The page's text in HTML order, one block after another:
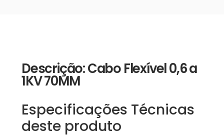
Descrição: Cabo Flexível 0,6 a
1KV 70MM
Especificações Técnicas
deste produto